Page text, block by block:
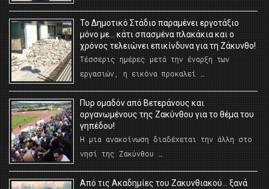
Το Δημοτικό Στάδιο παραμένει εργοτάξιο
μόνο με… κάτι σπασμένα πλακάκια και ο
χρόνος τελειώνει επικίνδυνα για τη Ζάκυνθο!
Τέσσερις ημέρες μετά την έναρξη των
εργασιών, η εικόνα προκαλεί …
Πυρ ομαδόν από Βετεράνους και
οργανωμένους της Ζακύνθου για το θέμα του
γηπέδου!
Η μια ανακοίνωση διαδέχεται την άλλη στο
νησί της Ζακύνθου …
Από τις Ακαδημίες του Ζακυνθιακού… ξανά